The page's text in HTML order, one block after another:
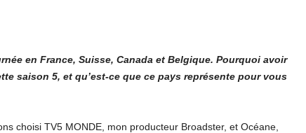
en France, Suisse, Canada et Belgique. Pourquoi avoir
saison 5, et qu’est-ce que ce pays représente pour vous
choisi TV5 MONDE, mon producteur Broadster, et Océane,